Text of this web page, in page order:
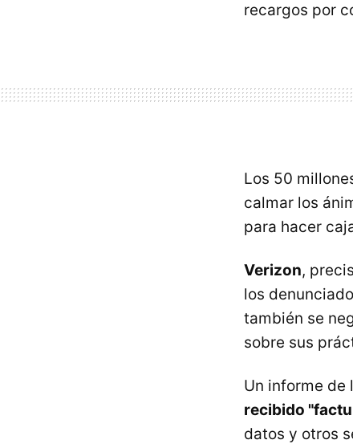
recargos por
Los 50
calmar los
para hacer
Verizon,
los
también se
sobre sus
Un informe de
recibido
datos y otros